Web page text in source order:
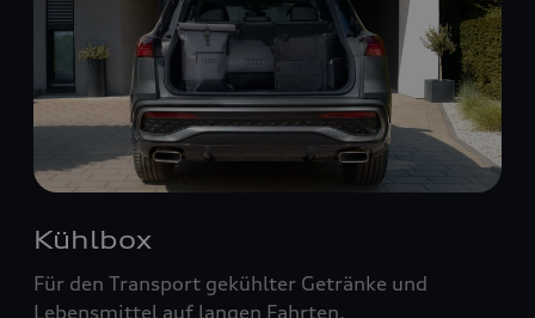
Kühlbox
Für den Transport gekühlter Getränke und
Lebensmittel auf langen Fahrten.